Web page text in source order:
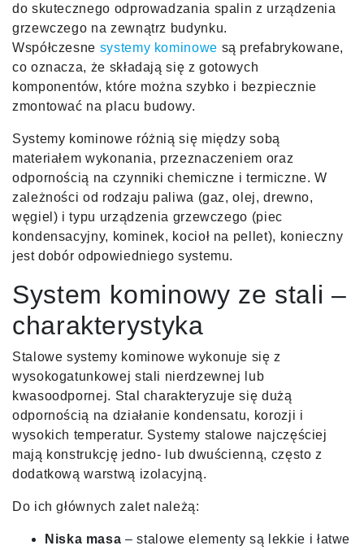
do skutecznego odprowadzania spalin z urządzenia
grzewczego na zewnątrz budynku.
Współczesne systemy kominowe są prefabrykowane,
co oznacza, że składają się z gotowych
komponentów, które można szybko i bezpiecznie
zmontować na placu budowy.
Systemy kominowe różnią się między sobą
materiałem wykonania, przeznaczeniem oraz
odpornością na czynniki chemiczne i termiczne. W
zależności od rodzaju paliwa (gaz, olej, drewno,
węgiel) i typu urządzenia grzewczego (piec
kondensacyjny, kominek, kocioł na pellet), konieczny
jest dobór odpowiedniego systemu.
System kominowy ze stali –
charakterystyka
Stalowe systemy kominowe wykonuje się z
wysokogatunkowej stali nierdzewnej lub
kwasoodpornej. Stal charakteryzuje się dużą
odpornością na działanie kondensatu, korozji i
wysokich temperatur. Systemy stalowe najczęściej
mają konstrukcję jedno- lub dwuścienną, często z
dodatkową warstwą izolacyjną.
Do ich głównych zalet należą:
Niska masa – stalowe elementy są lekkie i łatwe